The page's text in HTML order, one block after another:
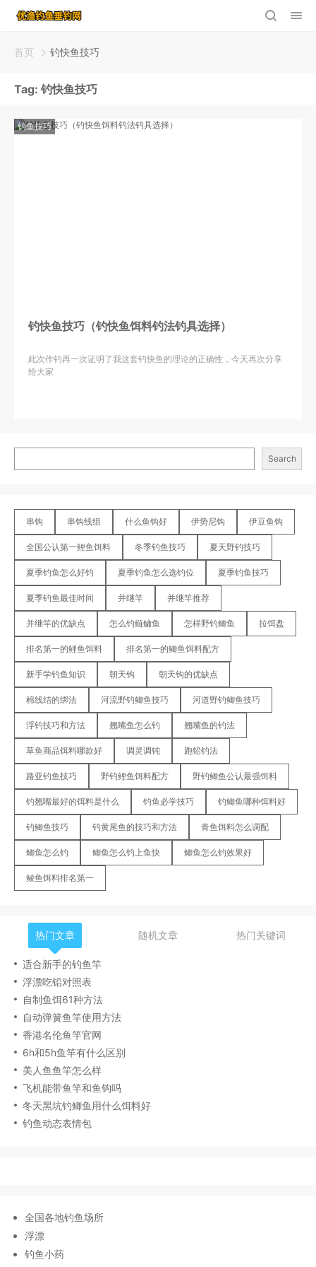
首页 钓快鱼技巧
Tag: 钓快鱼技巧
钓鱼技巧
钓快鱼技巧（钓快鱼饵料钓法钓具选择）
此次作钓再一次证明了我这套钓快鱼的理论的正确性，今天再次分享
给大家
Search
串钩 串钩线组 什么鱼钩好 伊势尼钩 伊豆鱼钩
全国公认第一鲤鱼饵料 冬季钓鱼技巧 夏天野钓技巧
夏季钓鱼怎么好钓 夏季钓鱼怎么选钓位 夏季钓鱼技巧
夏季钓鱼最佳时间 并继竿 并继竿推荐
并继竿的优缺点 怎么钓鲢鳙鱼 怎样野钓鲫鱼 拉饵盘
排名第一的鲤鱼饵料 排名第一的鲫鱼饵料配方
新手学钓鱼知识 朝天钩 朝天钩的优缺点
棉线结的绑法 河流野钓鲫鱼技巧 河道野钓鲫鱼技巧
浮钓技巧和方法 翘嘴鱼怎么钓 翘嘴鱼的钓法
草鱼商品饵料哪款好 调灵调钝 跑铅钓法
路亚钓鱼技巧 野钓鲤鱼饵料配方 野钓鲫鱼公认最强饵料
钓翘嘴最好的饵料是什么 钓鱼必学技巧 钓鲫鱼哪种饵料好
钓鲫鱼技巧 钓黄尾鱼的技巧和方法 青鱼饵料怎么调配
鲫鱼怎么钓 鲫鱼怎么钓上鱼快 鲫鱼怎么钓效果好
鲮鱼饵料排名第一
热门文章 随机文章 热门关键词
适合新手的钓鱼竿
浮漂吃铅对照表
自制鱼饵61种方法
自动弹簧鱼竿使用方法
香港名伦鱼竿官网
6h和5h鱼竿有什么区别
美人鱼鱼竿怎么样
飞机能带鱼竿和鱼钩吗
冬天黑坑钓鲫鱼用什么饵料好
钓鱼动态表情包
全国各地钓鱼场所
浮漂
钓鱼小药